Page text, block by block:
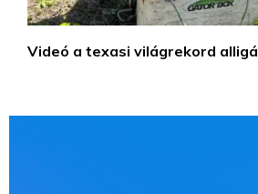
Videó a texasi világrekord